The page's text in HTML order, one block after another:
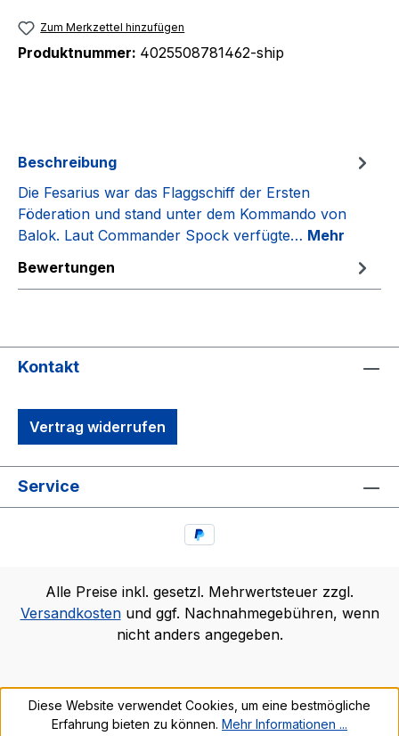
Zum Merkzettel hinzufügen
Produktnummer: 4025508781462-ship
Beschreibung
Die Fesarius war das Flaggschiff der Ersten
Föderation und stand unter dem Kommando von
Balok. Laut Commander Spock verfügte… Mehr
Bewertungen
Kontakt
Vertrag widerrufen
Service
Alle Preise inkl. gesetzl. Mehrwertsteuer zzgl.
Versandkostenund ggf. Nachnahmegebühren, wenn
nicht anders angegeben.
Diese Website verwendet Cookies, um eine bestmögliche
Erfahrung bieten zu können. Mehr Informationen ...